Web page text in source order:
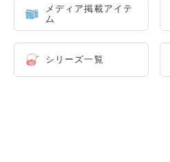
メディア掲載アイテ
ム
シリーズ一覧